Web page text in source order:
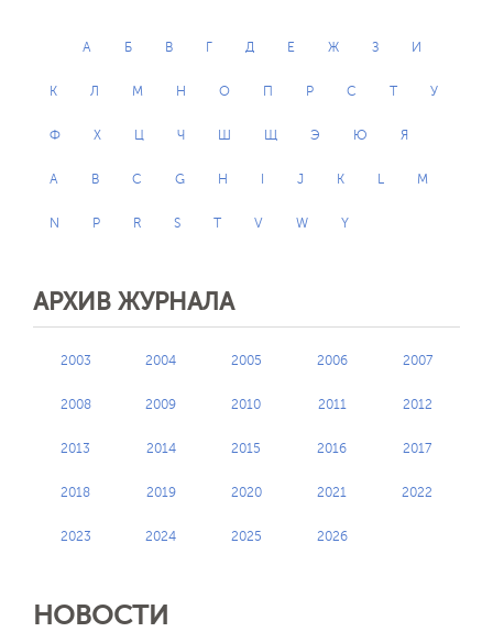
А Б В Г Д Е Ж З И
К Л М Н О П Р С Т У
Ф Х Ц Ч Ш Щ Э Ю Я
A B C G H J K L M
N P R S T V W Y
АРХИВ ЖУРНАЛА
2003 2004 2005 2006 2007
2008 2009 2010 2011 2012
2013 2014 2015 2016 2017
2018 2019 2020 2021 2022
2023 2024 2025 2026
НОВОСТИ